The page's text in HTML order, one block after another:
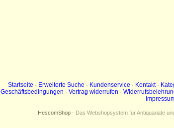
Startseite · Erweiterte Suche · Kundenservice · Kontakt·
Geschäftsbedingungen · Vertrag widerrufen ·
HescomShop - Das Webshopsystem für Antiquariate